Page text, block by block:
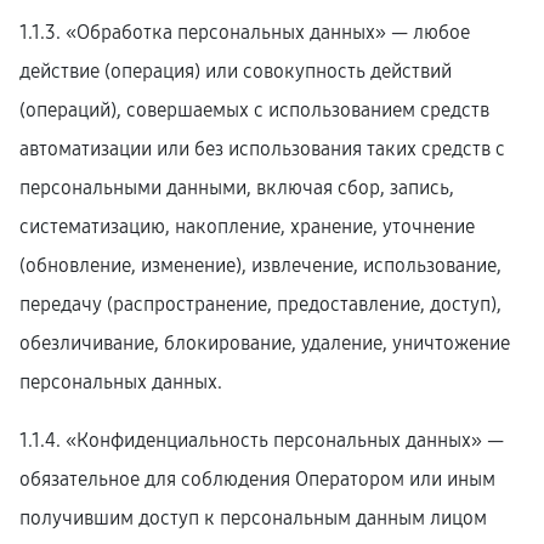
1.1.3. «Обработка персональных данных» — любое
действие (операция) или совокупность действий
(операций), совершаемых с использованием средств
автоматизации или без использования таких средств с
персональными данными, включая сбор, запись,
систематизацию, накопление, хранение, уточнение
(обновление, изменение), извлечение, использование,
передачу (распространение, предоставление, доступ),
обезличивание, блокирование, удаление, уничтожение
персональных данных.
1.1.4. «Конфиденциальность персональных данных» —
обязательное для соблюдения Оператором или иным
получившим доступ к персональным данным лицом